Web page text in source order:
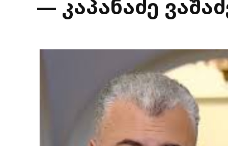
— კაპანაძე